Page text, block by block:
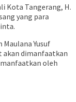
Kota Tangerang, H.
yang para
Yusuf
akan dimanfaatkan
oleh